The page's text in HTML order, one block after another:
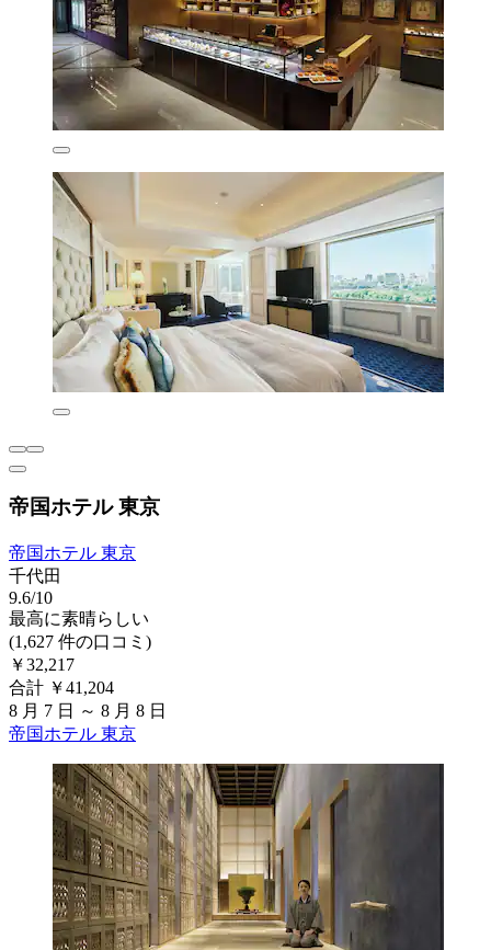
帝国ホテル 東京
帝国ホテル 東京
千代田
9.6/10
最高に素晴らしい
(1,627 件の口コミ)
￥32,217
合計 ￥41,204
8 月 7 日 ～ 8 月 8 日
帝国ホテル 東京